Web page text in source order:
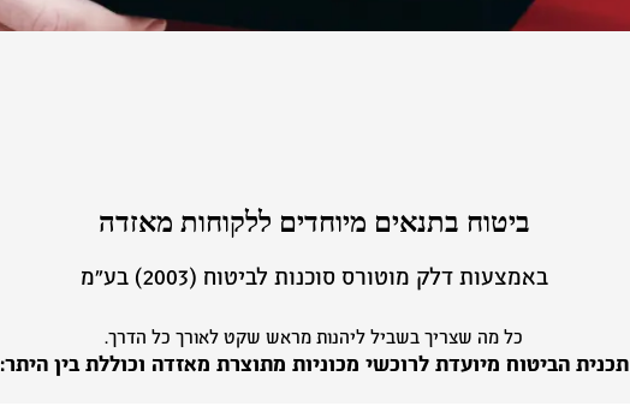
ביטוח בתנאים מיוחדים ללקוחות מאזדה
באמצעות דלק מוטורס סוכנות לביטוח (2003) בע״מ
כל מה שצריך בשביל ליהנות מראש שקט לאורך כל הדרך.
תכנית הביטוח מיועדת לרוכשי מכוניות מתוצרת מאזדה וכוללת בין היתר: